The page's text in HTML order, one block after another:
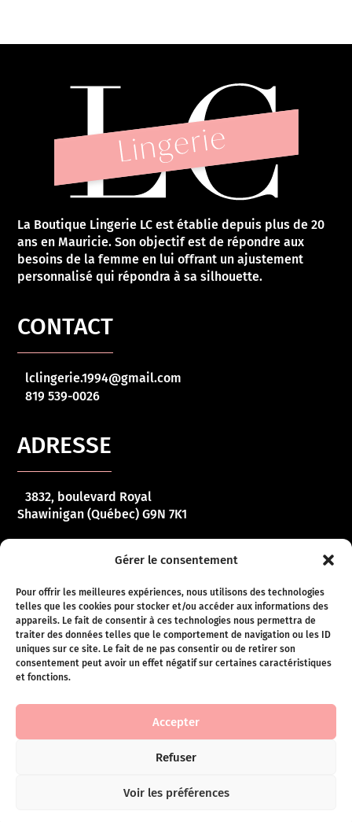
Gérer le consentement
Pour offrir les meilleures expériences, nous utilisons des technologies
telles que les cookies pour stocker et/ou accéder aux informations des
appareils. Le fait de consentir à ces technologies nous permettra de
traiter des données telles que le comportement de navigation ou les ID
uniques sur ce site. Le fait de ne pas consentir ou de retirer son
consentement peut avoir un effet négatif sur certaines caractéristiques
et fonctions.
Accepter
Refuser
Voir les préférences
La Boutique Lingerie LC est établie depuis plus de 20
ans en Mauricie. Son objectif est de répondre aux
besoins de la femme en lui offrant un ajustement
personnalisé qui répondra à sa silhouette.
CONTACT
lclingerie.1994@gmail.com
819 539-0026
ADRESSE
3832, boulevard Royal
Shawinigan (Québec) G9N 7K1
Lundi – vendredi :10 h 00 – 17 h 00
Samedi :10 h 00 – 16 h 00
Dimanche :
Conditions de ventes
Copyright © Lingerie LC, 2020 – tous droits réservés |